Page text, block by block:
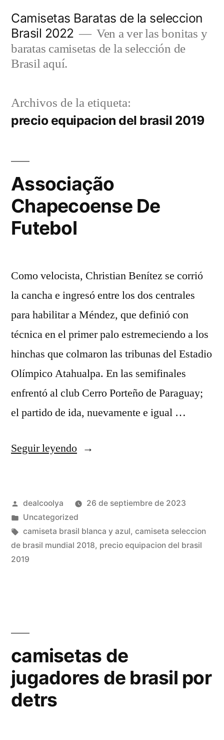
contenido
Camisetas Baratas de la seleccion
Brasil 2022
Ven a ver las bonitas y
baratas camisetas de la selección de
Brasil aquí.
Archivos de la etiqueta:
precio equipacion del brasil 2019
Associação
Chapecoense De
Futebol
Como velocista, Christian Benítez se corrió
la cancha e ingresó entre los dos centrales
para habilitar a Méndez, que definió con
técnica en el primer palo estremeciendo a los
hinchas que colmaron las tribunas del Estadio
Olímpico Atahualpa. En las semifinales
enfrentó al club Cerro Porteño de Paraguay;
el partido de ida, nuevamente e igual …
Seguir leyendo«Associação
Futebol»
Publicado
por
dealcoolya
26 de septiembre de 2023
Publicado
en
Uncategorized
Etiquetas:
camiseta brasil blanca y azul, camiseta seleccion
de brasil mundial 2018, precio equipacion del brasil
2019
camisetas de
jugadores de brasil por
detrs